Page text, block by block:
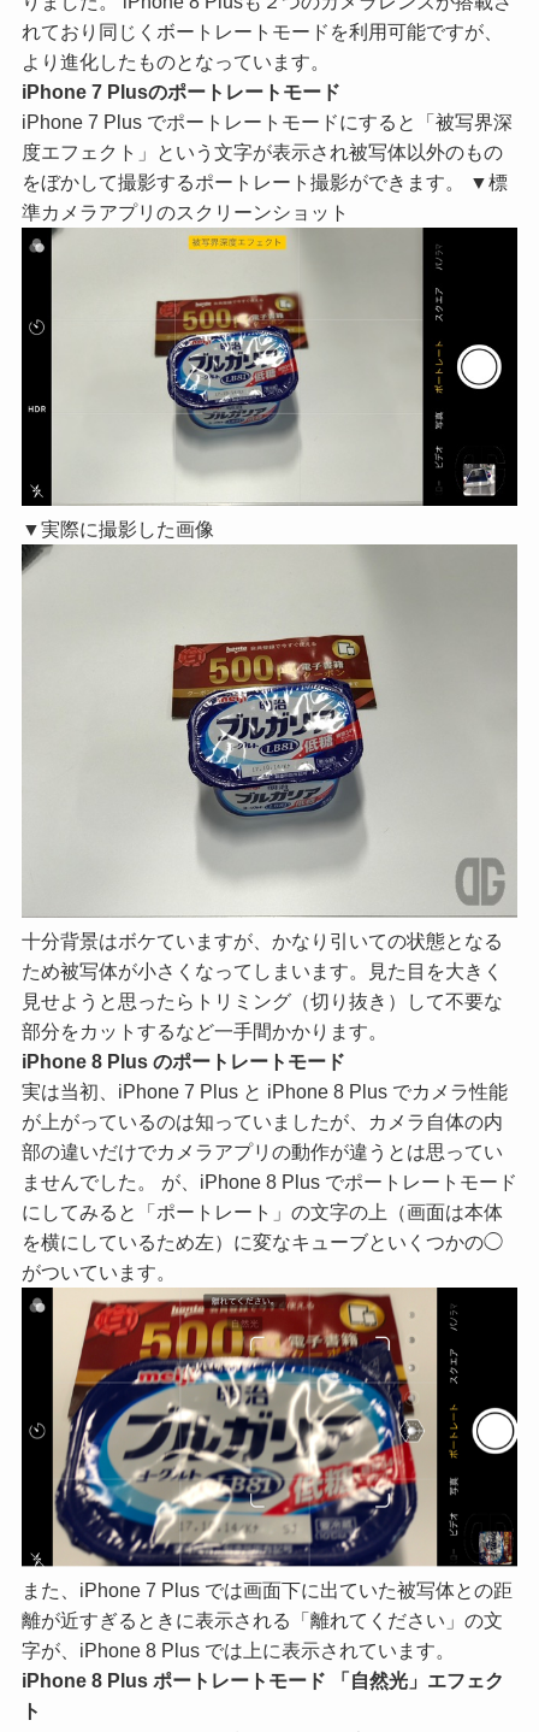
れており同じくボートレートモードを利用可能ですが、
より進化したものとなっています。
iPhone 7 Plusのポートレートモード
iPhone 7 Plus でポートレートモードにすると「被写界深
度エフェクト」という文字が表示され被写体以外のもの
をぼかして撮影するポートレート撮影ができます。 ▼標
準カメラアプリのスクリーンショット
▼実際に撮影した画像
十分背景はボケていますが、かなり引いての状態となる
ため被写体が小さくなってしまいます。見た目を大きく
見せようと思ったらトリミング（切り抜き）して不要な
部分をカットするなど一手間かかります。
iPhone 8 Plus のポートレートモード
実は当初、iPhone 7 Plus と iPhone 8 Plus でカメラ性能
が上がっているのは知っていましたが、カメラ自体の内
部の違いだけでカメラアプリの動作が違うとは思ってい
ませんでした。 が、iPhone 8 Plus でポートレートモード
にしてみると「ポートレート」の文字の上（画面は本体
を横にしているため左）に変なキューブといくつかの◯
がついています。
また、iPhone 7 Plus では画面下に出ていた被写体との距
離が近すぎるときに表示される「離れてください」の文
字が、iPhone 8 Plus では上に表示されています。
iPhone 8 Plus ポートレートモード 「自然光」エフェク
ト